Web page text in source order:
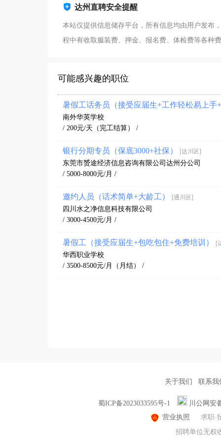
达州直聘安全提醒
本站仅提供信息储存平台，所有信息均由用户发布
程中有收取服装费、押金、报名费、体检费等各种
可能感兴趣的职位
暑假工话务员（接受应届生+工作轻松易上手
南外华英学校
/ 200元/天（完工结算） /
银行分期专员（保底3000+社保） [达川区]
东莞市赟途经济信息咨询有限公司达州分公司
/ 5000-8000元/月 /
邀约人员（话术简单+大龄工） [通川区]
四川水之净信息科技有限公司
/ 3000-4500元/月 /
暑假工（接受应届生+包吃包住+免费培训） [
华西职业学校
/ 3500-8500元/月（月结） /
关于我们 联系我
蜀ICP备2023033595号-1
川公网安
营业执照
求职·
招聘单位无权